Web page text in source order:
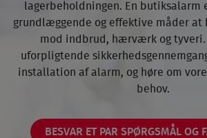
lagerbeholdningen. En butiksalarm
grundlæggende og effektive måder
mod indbrud, hærværk og tyveri.
uforpligtende
installation af alarm, og høre om
behov.
BESVAR ET PAR SPØRGSMÅL OG